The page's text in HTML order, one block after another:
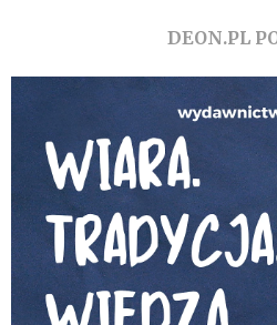
DEON.PL